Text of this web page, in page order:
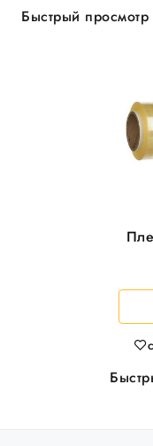
Быстрый просмотр